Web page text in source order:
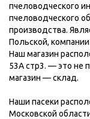
пчеловодческого
пчеловодческого
производства.
Польской,
Наш магазин
53А стр3. — это не
магазин — склад.
Наши пасеки
Московской